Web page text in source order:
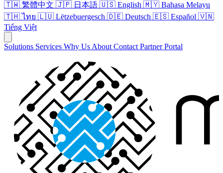
🇹🇼 繁體中文 🇯🇵 日本語 🇺🇸 English 🇲🇾 Bahasa Melayu
🇹🇭 ไทย 🇱🇺 Lëtzebuergesch 🇩🇪 Deutsch 🇪🇸 Español 🇻🇳
Tiếng Việt
Solutions Services Why Us About Contact Partner Portal